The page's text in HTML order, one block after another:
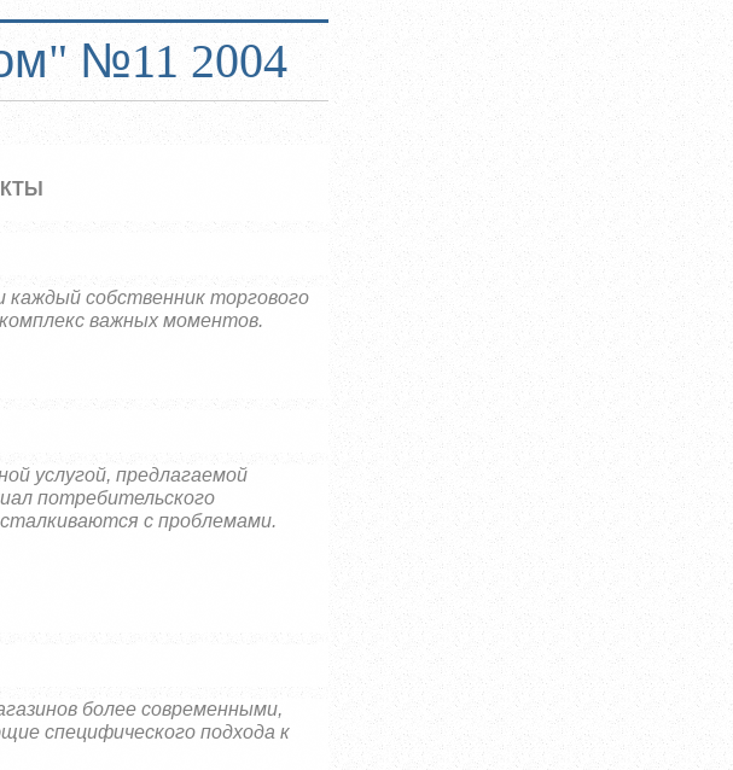
№11 2004
собственник торгового
важных моментов.
услугой, предлагаемой
потребительского
с проблемами.
более современными,
специфического подхода к